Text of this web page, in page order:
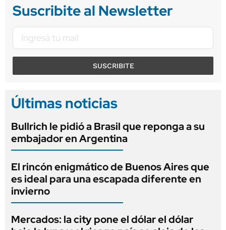
Suscribite al Newsletter
SUSCRIBITE
Últimas noticias
Bullrich le pidió a Brasil que reponga a su
embajador en Argentina
El rincón enigmático de Buenos Aires que
es ideal para una escapada diferente en
invierno
Mercados: la city pone el dólar el dólar